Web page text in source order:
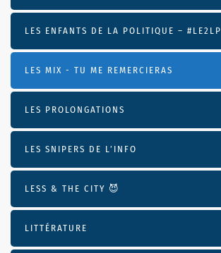
LES ENFANTS DE LA POLITIQUE – #LE2LP
LES MIX - TU ME REMERCIERAS
LES PROLONGATIONS
LES SNIPERS DE L’INFO
LESS & THE CITY 😈
LITTÉRATURE